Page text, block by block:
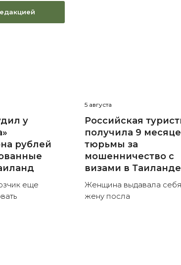
у
рублей
еще
5 августа
Российская
получила 9
тюрьмы за
мошенничество с
визами в Таиланде
Женщина выдавала
жену посла